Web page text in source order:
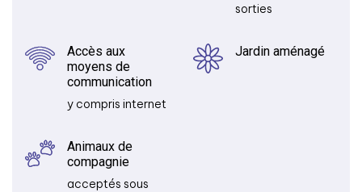
sorties
Accès aux
moyens de
communication
y compris internet
Jardin aménagé
Animaux de
compagnie
acceptés sous